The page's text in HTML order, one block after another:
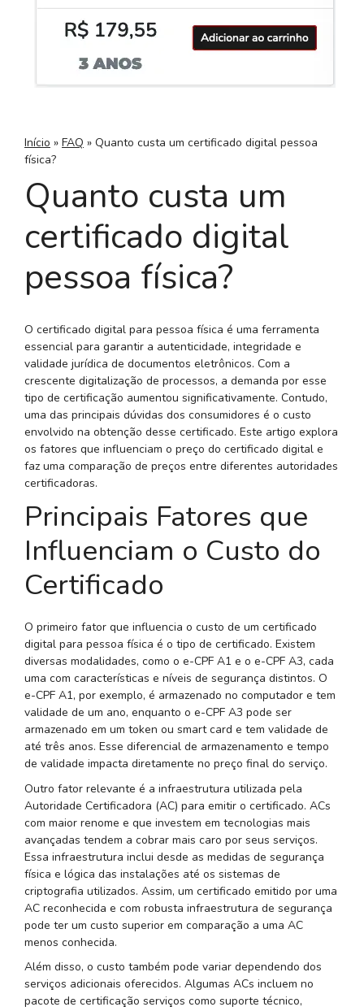
Início » FAQ » Quanto custa um certificado digital pessoa
física?
Quanto custa um
certificado digital
pessoa física?
O certificado digital para pessoa física é uma ferramenta
essencial para garantir a autenticidade, integridade e
validade jurídica de documentos eletrônicos. Com a
crescente digitalização de processos, a demanda por esse
tipo de certificação aumentou significativamente. Contudo,
uma das principais dúvidas dos consumidores é o custo
envolvido na obtenção desse certificado. Este artigo explora
os fatores que influenciam o preço do certificado digital e
faz uma comparação de preços entre diferentes autoridades
certificadoras.
Principais Fatores que
Influenciam o Custo do
Certificado
O primeiro fator que influencia o custo de um certificado
digital para pessoa física é o tipo de certificado. Existem
diversas modalidades, como o e-CPF A1 e o e-CPF A3, cada
uma com características e níveis de segurança distintos. O
e-CPF A1, por exemplo, é armazenado no computador e tem
validade de um ano, enquanto o e-CPF A3 pode ser
armazenado em um token ou smart card e tem validade de
até três anos. Esse diferencial de armazenamento e tempo
de validade impacta diretamente no preço final do serviço.
Outro fator relevante é a infraestrutura utilizada pela
Autoridade Certificadora (AC) para emitir o certificado. ACs
com maior renome e que investem em tecnologias mais
avançadas tendem a cobrar mais caro por seus serviços.
Essa infraestrutura inclui desde as medidas de segurança
física e lógica das instalações até os sistemas de
criptografia utilizados. Assim, um certificado emitido por uma
AC reconhecida e com robusta infraestrutura de segurança
pode ter um custo superior em comparação a uma AC
menos conhecida.
Além disso, o custo também pode variar dependendo dos
serviços adicionais oferecidos. Algumas ACs incluem no
pacote de certificação serviços como suporte técnico,